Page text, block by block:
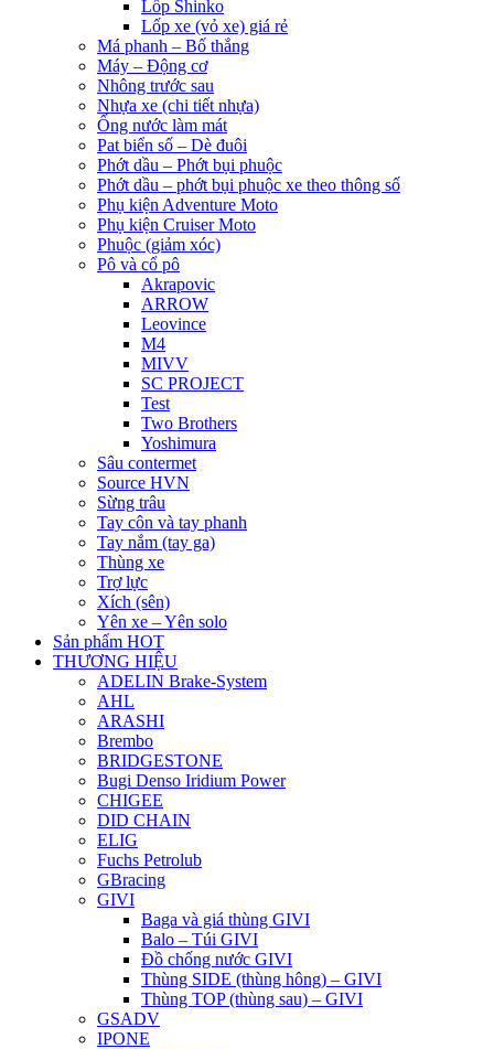
Lốp Shinko
Lốp xe (vỏ xe) giá rẻ
Má phanh – Bố thắng
Máy – Động cơ
Nhông trước sau
Nhựa xe (chi tiết nhựa)
Ống nước làm mát
Pat biển số – Dè đuôi
Phớt dầu – Phớt bụi phuộc
Phớt dầu – phớt bụi phuộc xe theo thông số
Phụ kiện Adventure Moto
Phụ kiện Cruiser Moto
Phuộc (giảm xóc)
Pô và cổ pô
Akrapovic
ARROW
Leovince
M4
MIVV
SC PROJECT
Test
Two Brothers
Yoshimura
Sâu contermet
Source HVN
Sừng trâu
Tay côn và tay phanh
Tay nắm (tay ga)
Thùng xe
Trợ lực
Xích (sên)
Yên xe – Yên solo
Sản phẩm HOT
THƯƠNG HIỆU
ADELIN Brake-System
AHL
ARASHI
Brembo
BRIDGESTONE
Bugi Denso Iridium Power
CHIGEE
DID CHAIN
ELIG
Fuchs Petrolub
GBracing
GIVI
Baga và giá thùng GIVI
Balo – Túi GIVI
Đồ chống nước GIVI
Thùng SIDE (thùng hông) – GIVI
Thùng TOP (thùng sau) – GIVI
GSADV
IPONE